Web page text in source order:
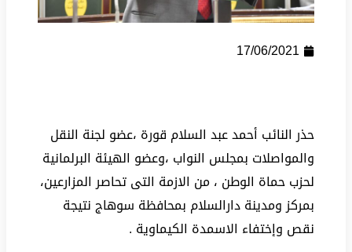
17/06/2021
حذر النائب أحمد عبد السلام قورة ،عضو لجنة النقل
والمواصلات بمجلس النواب ،وعضو الهيئة البرلمانية
لحزب حماة الوطن ، من الازمة التى تحاصر المزارعين،
بمركز ومدينة دارالسلام بمحافظة سوهاج نتيجة
نقص وإختفاء الاسمدة الكيماوية .